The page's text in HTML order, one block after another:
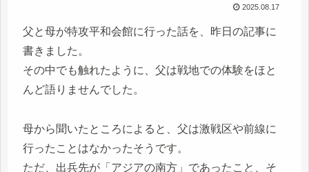
2025.08.17
父と母が特攻平和会館に行った話を、昨日の記事に
書きました。
その中でも触れたように、父は戦地での体験をほと
んど語りませんでした。
母から聞いたところによると、父は激戦区や前線に
行ったことはなかったそうです。
ただ、出兵先が「アジアの南方」であったこと、そ